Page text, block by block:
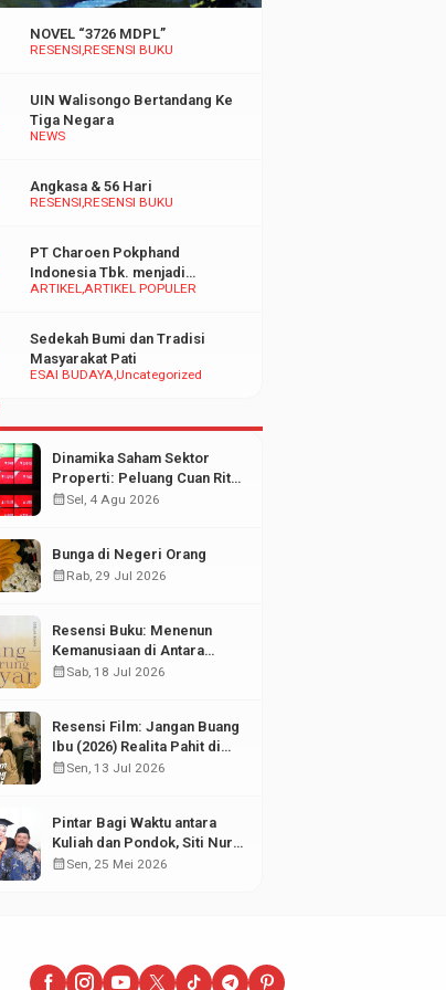
RESENSI RESENSI BUKU
NOVEL “3726 MDPL”
NEWS
UIN Walisongo Bertandang Ke
Tiga Negara
RESENSI RESENSI BUKU
Angkasa & 56 Hari
ARTIKELARTIKEL POPULER
PT Charoen Pokphand
Indonesia Tbk. menjadi
inspirasi Bagi UMKM di
ESAI BUDAYAUncategorized
Sedekah Bumi dan Tradisi
Masyarakat Pati
Dinamika Saham Sektor
Properti: Peluang Cuan Ritel
di Tengah Fluktuasi Pasar
calendar_monthSel, 4 Agu 2026
Bunga di Negeri Orang
calendar_monthRab, 29 Jul 2026
Resensi Buku: Menenun
Kemanusiaan di Antara
Puing Sejarah
calendar_monthSab, 18 Jul 2026
Resensi Film: Jangan Buang
Ibu (2026) Realita Pahit di
Balik Kesuksesan Anak
calendar_monthSen, 13 Jul 2026
Pintar Bagi Waktu antara
Kuliah dan Pondok, Siti Nur
Aisyah Sabet Gelar
calendar_monthSen, 25 Mei 2026